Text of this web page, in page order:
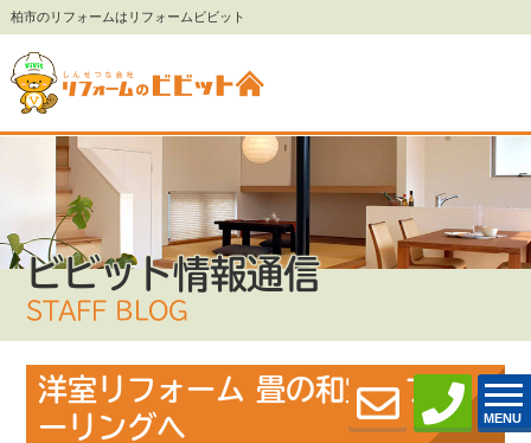
柏市のリフォームはリフォームビビット
MENU
ビビット情報通信
STAFF BLOG
洋室リフォーム 畳の和室をフロ
ーリングへ